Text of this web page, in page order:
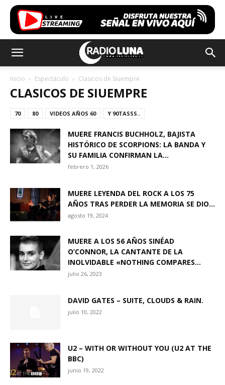
Inicio Espectáculo Clasicos de Siuempre
CLASICOS DE SIUEMPRE
70 80 VIDEOS AÑOS 60 Y 90TASSS..
MUERE FRANCIS BUCHHOLZ, BAJISTA
HISTÓRICO DE SCORPIONS: LA BANDA Y
SU FAMILIA CONFIRMAN LA...
febrero 1, 2026
MUERE LEYENDA DEL ROCK A LOS 75
AÑOS TRAS PERDER LA MEMORIA SE DIO...
agosto 19, 2024
MUERE A LOS 56 AÑOS SINÉAD
O’CONNOR, LA CANTANTE DE LA
INOLVIDABLE «NOTHING COMPARES...
julio 26, 2023
DAVID GATES – SUITE, CLOUDS & RAIN.
julio 10, 2022
U2 – WITH OR WITHOUT YOU (U2 AT THE
BBC)
junio 19, 2022